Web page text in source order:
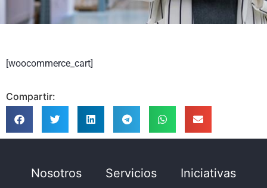
[woocommerce_cart]
Compartir:
Nosotros Servicios
Iniciativas